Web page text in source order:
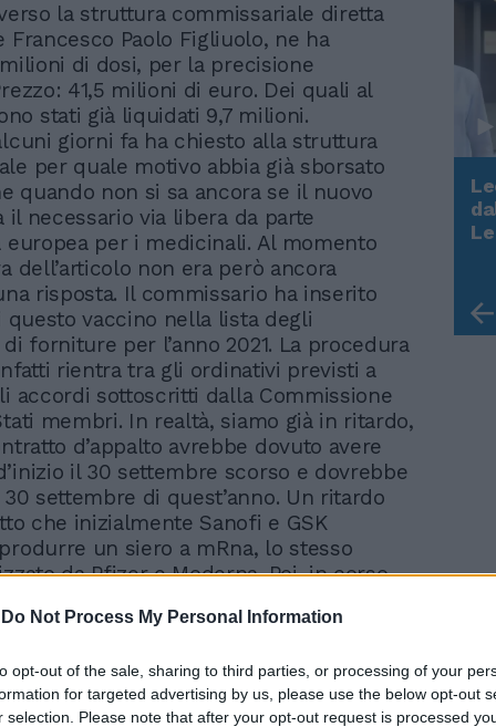
Do Not Process My Personal Information
opt-out of the sale, sharing to third parties, or processing of your
for targeted advertising by us, please use the below opt-out
selection. Please note that after your opt-out request is processed
la struttura commissariale diretta
Francesco Paolo Figliuolo, ne ha
di dosi, per la precisione
41,5 milioni di euro. Dei quali al
stati già liquidati 9,7 milioni.
giorni fa ha chiesto alla struttura
per quale motivo abbia già sborsato
quando non si sa ancora se il nuovo
il necessario via libera da parte
europea per i medicinali. Al momento
dell’articolo non era però ancora
risposta. Il commissario ha inserito
questo vaccino nella lista degli
forniture per l’anno 2021. La procedura
rientra tra gli ordinativi previsti a
accordi sottoscritti dalla Commissione
membri. In realtà, siamo già in ritardo,
d’appalto avrebbe dovuto avere
il 30 settembre scorso e dovrebbe
settembre di quest’anno. Un ritardo
che inizialmente Sanofi e GSK
un siero a mRna, lo stesso
da Pfizer e Moderna. Poi, in corso
I tempi, quindi, si sono allungati. In
ha tra i suoi vantaggi il costo più basso
di essere conservato a temperature da
Rudy Giuliani a Come States?
Trump, Meloni e la strategia
americana